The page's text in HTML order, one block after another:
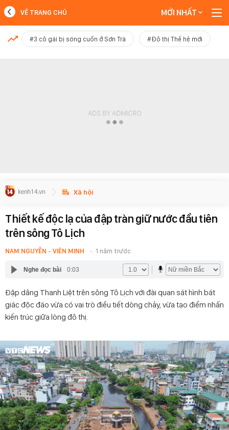
MỚI NHẤT
VỀ TRANG CHỦ MỚI NHẤT
#3 cô gái bị sóng cuốn ở Sơn Trà #Đô thị Thế hệ mới
Xã hội
Thiết kế độc lạ của đập tràn giữ nước đầu tiên
trên sông Tô Lịch
NAM NGUYỄN - VIÊN MINH 1 năm trước
Nghe đọc bài 0:03
Đập dâng Thanh Liệt trên sông Tô Lịch với đài quan sát hình bát
giác độc đáo vừa có vai trò điều tiết dòng chảy, vừa tạo điểm nhấn
kiến trúc giữa lòng đô thị.